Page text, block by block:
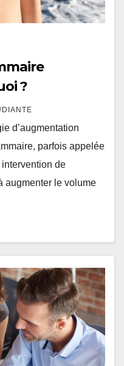
?
d’augmentation
parfois appelée
de
augmenter le volume